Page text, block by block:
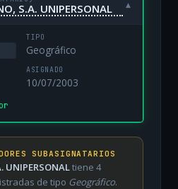
S.A. UNIPERSONAL ▾
TIPO
Geográfico
ASIGNADO
10/07/2003
SUBASIGNATARIOS
UNIPERSONALtiene 4
de tipo Geográfico.